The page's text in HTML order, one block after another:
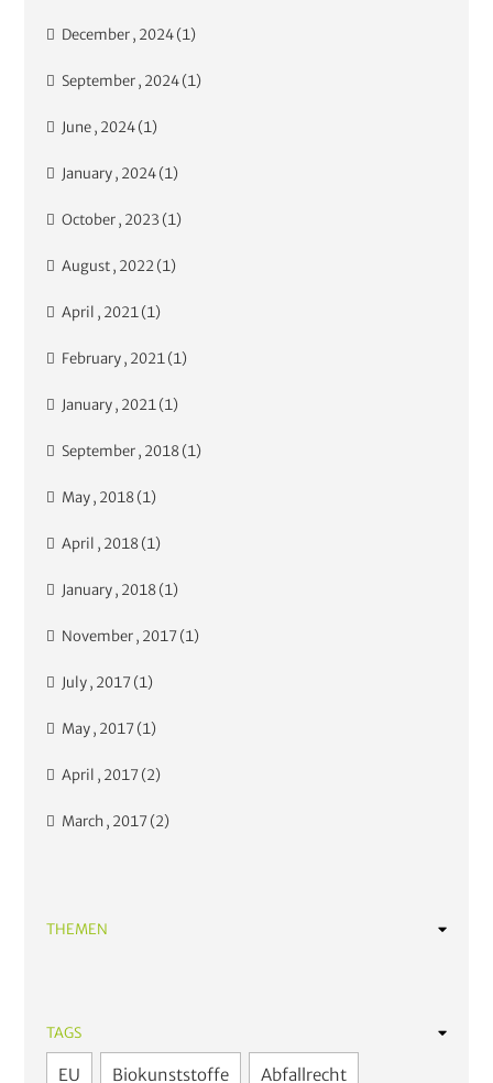
December , 2024 (1)
September , 2024 (1)
June , 2024 (1)
January , 2024 (1)
October , 2023 (1)
August , 2022 (1)
April , 2021 (1)
February , 2021 (1)
January , 2021 (1)
September , 2018 (1)
May , 2018 (1)
April , 2018 (1)
January , 2018 (1)
November , 2017 (1)
July , 2017 (1)
May , 2017 (1)
April , 2017 (2)
March , 2017 (2)
THEMEN
Kreislaufwirtschaft
TAGS
EU Biokunststoffe Abfallrecht